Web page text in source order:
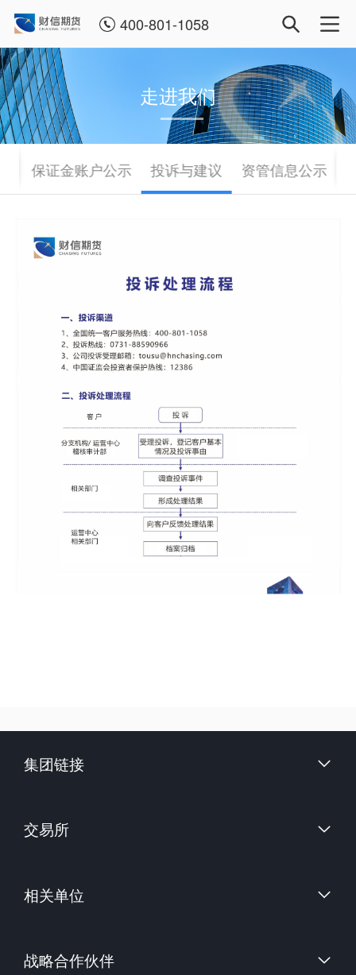
400-801-1058
走进我们
保证金账户公示 投诉与建议 资管信息公示
集团链接
交易所
中国金融期货交易所
大连商品交易所
相关单位
中国期货业协会
战略合作伙伴